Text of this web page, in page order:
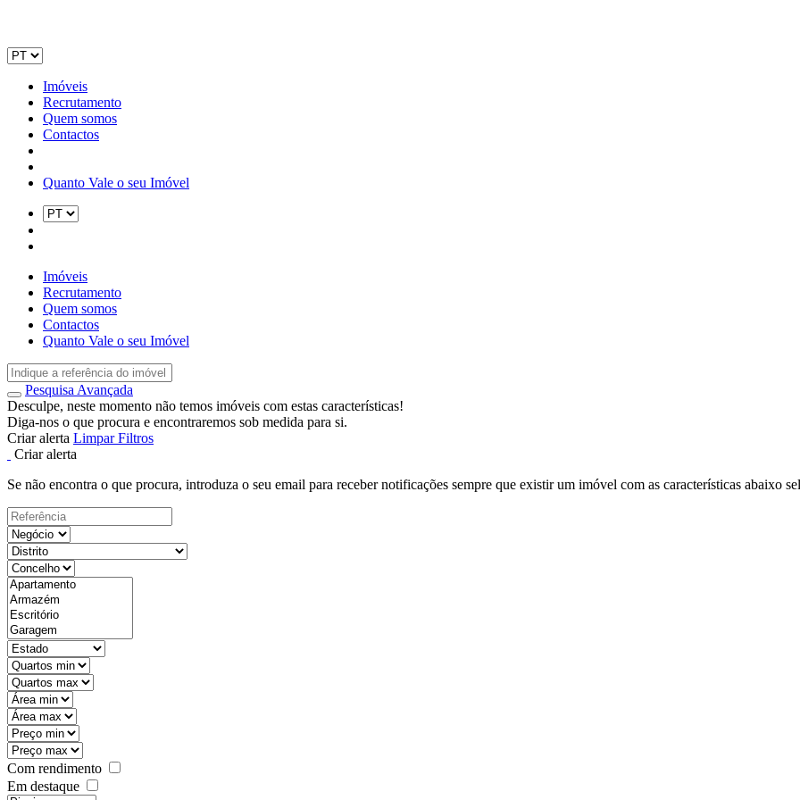
Imóveis
Recrutamento
Quem somos
Contactos
Quanto Vale o seu Imóvel
Imóveis
Recrutamento
Quem somos
Contactos
Quanto Vale o seu Imóvel
Pesquisa Avançada
Desculpe, neste momento não temos imóveis com estas características!
Diga-nos o que procura e encontraremos sob medida para si.
Criar alerta Limpar Filtros
Criar alerta
Se não encontra o que procura, introduza o seu email para receber notificações sempre que existir um imóvel com as características abaixo
Com rendimento
Em destaque